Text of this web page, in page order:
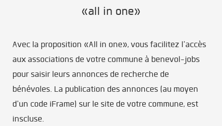
«all in one»
Avec la proposition «All in one», vous facilitez l'accès
aux associations de votre commune à benevol-jobs
pour saisir leurs annonces de recherche de
bénévoles. La publication des annonces (au moyen
d'un code iFrame) sur le site de votre commune, est
inscluse.